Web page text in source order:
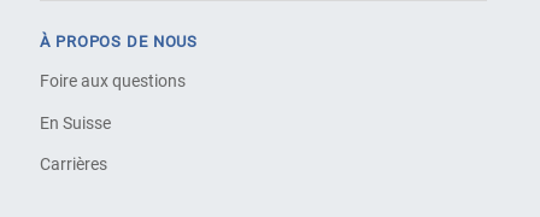
À PROPOS DE NOUS
Foire aux questions
En Suisse
Carrières